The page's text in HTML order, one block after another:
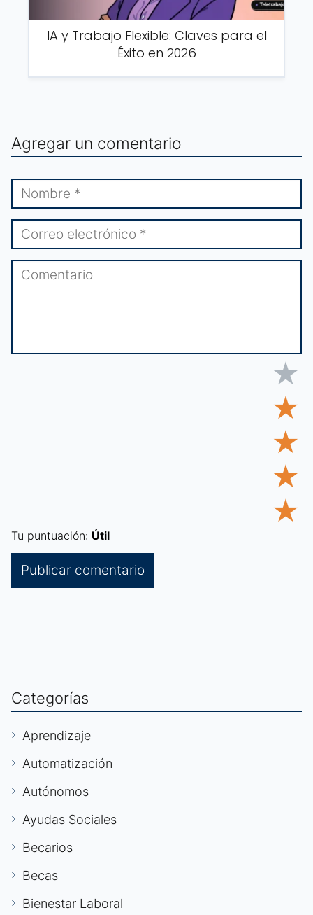
IA y Trabajo Flexible: Claves para el
Éxito en 2026
Agregar un comentario
★
★
★
★
★
Tu puntuación: Útil
Categorías
Aprendizaje
Automatización
Autónomos
Ayudas Sociales
Becarios
Becas
Bienestar Laboral